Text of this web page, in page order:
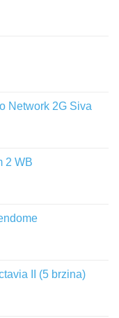
Network 2G Siva
2 WB
II (5 brzina)